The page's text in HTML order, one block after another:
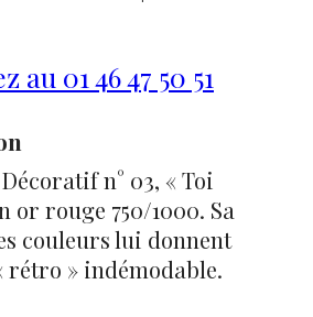
au 01 46 47 50 51
n° 03, « Toi
or rouge 750/1000. Sa
couleurs lui donnent
rétro » indémodable.